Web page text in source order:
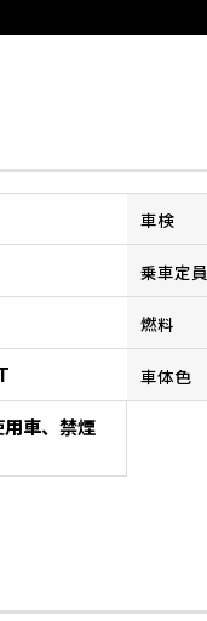
車検
乗車定員
燃料
車体色
車、禁煙